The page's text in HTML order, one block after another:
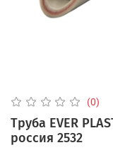
(0)
Труба EVER
россия 2532